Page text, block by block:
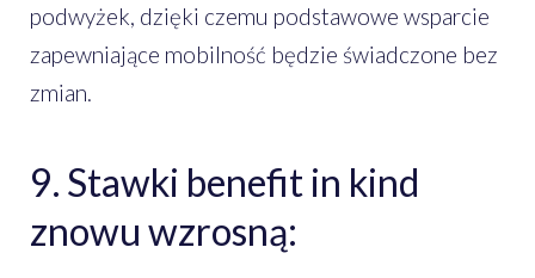
podwyżek, dzięki czemu podstawowe wsparcie
zapewniające mobilność będzie świadczone bez
zmian.
9. Stawki benefit in kind
znowu wzrosną: